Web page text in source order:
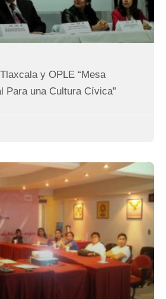
y OPLE “Mesa
Para una Cultura Cívica”